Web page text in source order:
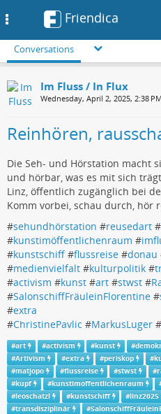
Friendica
Conversations
Im Fluss / In Flux
Wednesday, April 2, 2025, 2:38 PM
Reinhören,
Die Seh- und Hörstation macht
und hörbar, was es mit sich
Linz, öffentlich zugänglich bei
Komm vorbei, schau durch, hör
#sehundhörstation #reusedart #
#kunstimöffentlichenraum #
#kunstschiff #flussreise #donau
#medienvielfalt #kulturpolitik #
#activism #kunst #art #stwst #
#SalonschiffFräuleinFlorentine #
#extra
#ChristinePavlic #MarkusLuger #
#art #activism #kunst #
#Artivism #extra #periskop #
#matjopo #flussreise #stwst #
#kupf #kunstimoffentlichenraum
#leoschatzl #kunstschiff #linz2025
#transdisziplinär #